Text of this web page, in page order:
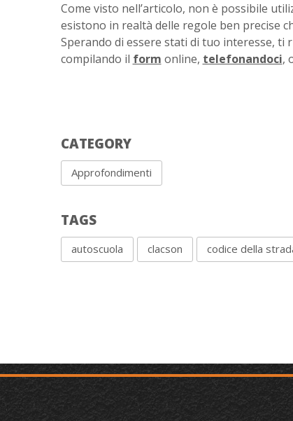
Come visto nell’articolo, non è possibile
esistono in realtà delle regole ben precise
Sperando di essere stati di tuo interesse,
compilando il form online, telefonandoci,
CATEGORY
Approfondimenti
TAGS
autoscuola clacson codice della